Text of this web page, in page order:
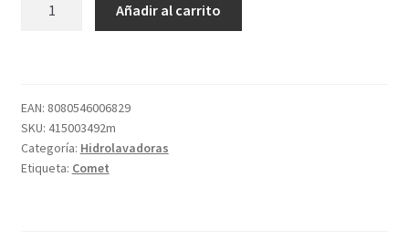
600L/H
cantidad
Añadir al carrito
EAN: 8080546006829
SKU: 415003492m
Categoría: Hidrolavadoras
Etiqueta: Comet